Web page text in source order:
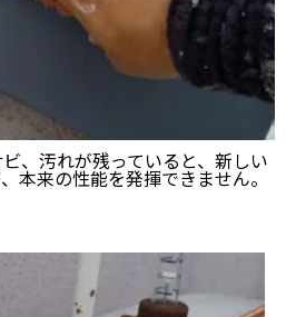
、汚れが残っていると、新しい
本来の性能を発揮できません。